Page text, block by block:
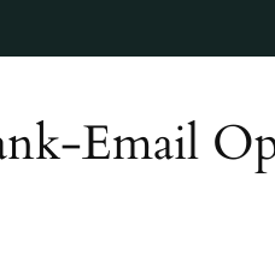
Email